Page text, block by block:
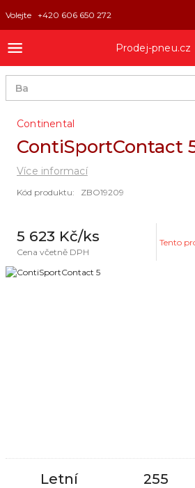
Volejte +420 606 650 272
Prodej-pneu.cz
Continental
ContiSportContact
Kód produktu: ZBO19209
5 623 Kč/ks
Cena včetně DPH
Tento
Letní 255
Více informací